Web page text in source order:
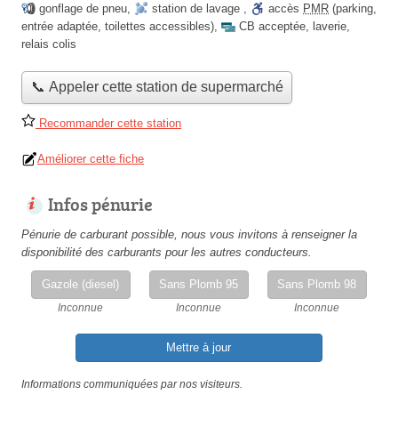
gonflage de pneu, station de lavage , accès PMR (parking,
entrée adaptée, toilettes accessibles), CB acceptée, laverie,
relais colis
📞 Appeler cette station de supermarché
Recommander cette station
Améliorer cette fiche
Infos pénurie
Pénurie de carburant possible, nous vous invitons à renseigner la
disponibilité des carburants pour les autres conducteurs.
Gazole (diesel)
Inconnue
Sans Plomb 95
Inconnue
Sans Plomb 98
Inconnue
Mettre à jour
Informations communiquées par nos visiteurs.